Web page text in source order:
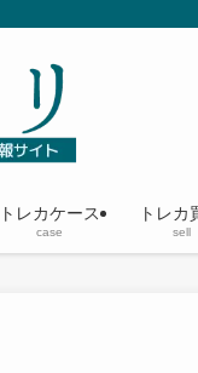
トレカケース
case
トレカ
sell